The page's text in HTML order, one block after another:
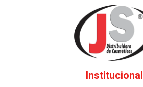
Institucional